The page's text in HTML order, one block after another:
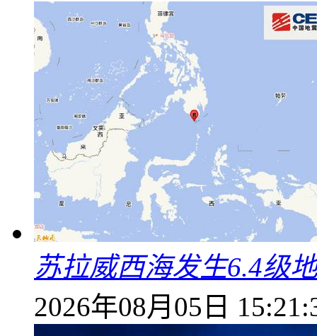
苏拉威西海发生6.4级
2026年08月05日